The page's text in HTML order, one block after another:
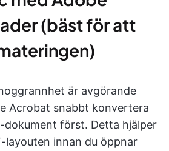
(bäst för att
är avgörande
Acrobat snabbt konvertera
dokument först. Detta hjälper
layouten innan du öppnar